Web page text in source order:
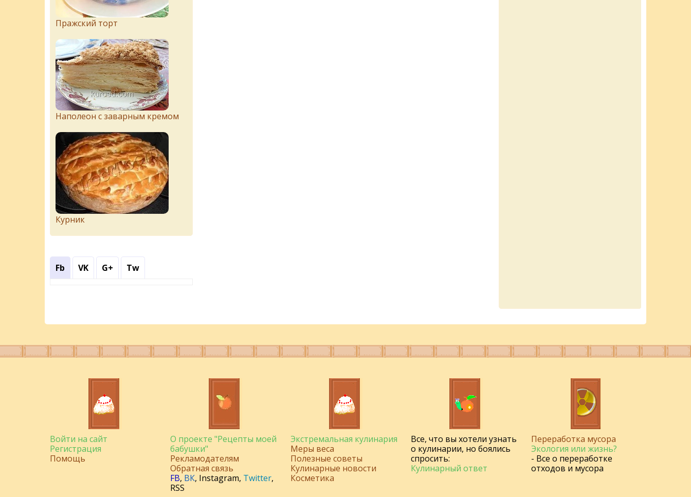
Пражский торт
Наполеон с заварным кремом
Курник
Fb VK G+ Tw
Войти на сайт
Регистрация
Помощь
О проекте "Рецепты моей
бабушки"
Рекламодателям
Обратная связь
FB, ВК, Instagram, Twitter,
RSS
Экстремальная кулинария
Меры веса
Полезные советы
Кулинарные новости
Косметика
Все, что вы хотели узнать
о кулинарии, но боялись
спросить:
Кулинарный ответ
Переработка мусора
Экология или жизнь?
- Все о переработке
отходов и мусора